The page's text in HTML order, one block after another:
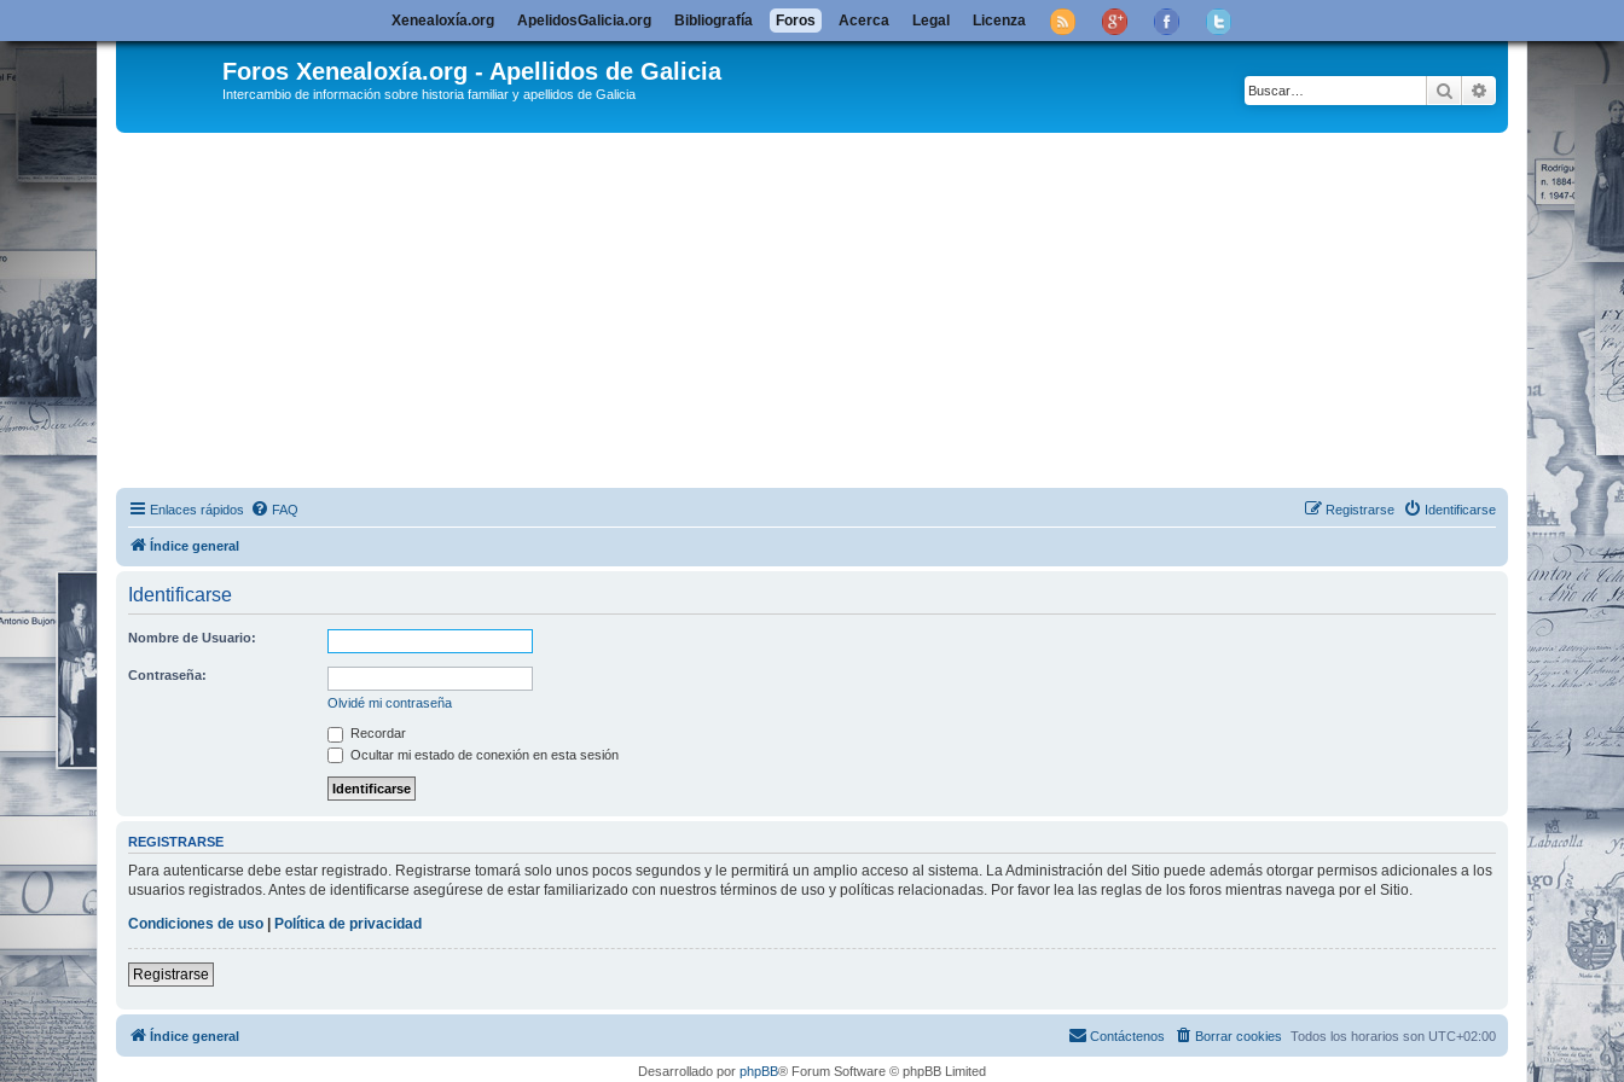
Foros Xenealoxía.org - Apellidos de Galicia
Intercambio de información sobre historia familiar y apellidos de Galicia Buscar Búsqueda
Enlaces rápidos FAQ Identificarse
Registrarse
Índice general
Identificarse
Nombre de Usuario:
Contraseña:
Olvidé mi contraseña
Recordar
Ocultar mi estado de conexión en esta sesión
REGISTRARSE
Para autenticarse debe estar registrado. Registrarse tomará solo unos pocos segundos y le permitirá un amplio acceso al sistema. La Administración del Sitio puede además otorgar permisos adicionales a los
usuarios registrados. Antes de identificarse asegúrese de estar familiarizado con nuestros términos de uso y políticas relacionadas. Por favor lea las reglas de los foros mientras navega por el Sitio.
Condiciones de uso | Política de privacidad
Registrarse
Xenealoxía.org ApelidosGalicia.org Bibliografía Foros Acerca Legal Licenza
Índice general Todos los horarios son UTC+02:00
Borrar cookies
Contáctenos
Desarrollado por phpBB® Forum Software © phpBB Limited